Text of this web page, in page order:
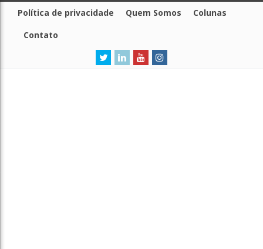
Política de privacidade Quem Somos
Colunas
Contato